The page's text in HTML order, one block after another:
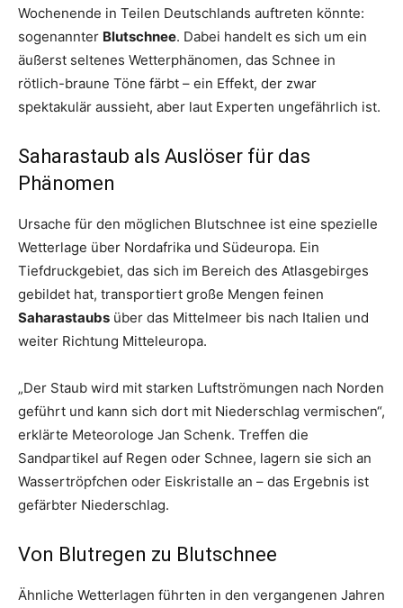
Wochenende in Teilen Deutschlands auftreten könnte:
sogenannter Blutschnee. Dabei handelt es sich um ein
äußerst seltenes Wetterphänomen, das Schnee in
rötlich-braune Töne färbt – ein Effekt, der zwar
spektakulär aussieht, aber laut Experten ungefährlich ist.
Saharastaub als Auslöser für das
Phänomen
Ursache für den möglichen Blutschnee ist eine spezielle
Wetterlage über Nordafrika und Südeuropa. Ein
Tiefdruckgebiet, das sich im Bereich des Atlasgebirges
gebildet hat, transportiert große Mengen feinen
Saharastaubs über das Mittelmeer bis nach Italien und
weiter Richtung Mitteleuropa.
„Der Staub wird mit starken Luftströmungen nach Norden
geführt und kann sich dort mit Niederschlag vermischen“,
erklärte Meteorologe Jan Schenk. Treffen die
Sandpartikel auf Regen oder Schnee, lagern sie sich an
Wassertröpfchen oder Eiskristalle an – das Ergebnis ist
gefärbter Niederschlag.
Von Blutregen zu Blutschnee
Ähnliche Wetterlagen führten in den vergangenen Jahren